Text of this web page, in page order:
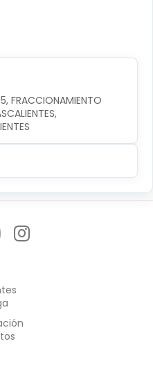
FRACCIONAMIENTO